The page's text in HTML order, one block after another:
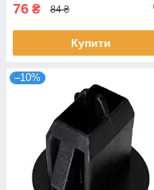
76 ₴ 84 ₴
Купити
–10%